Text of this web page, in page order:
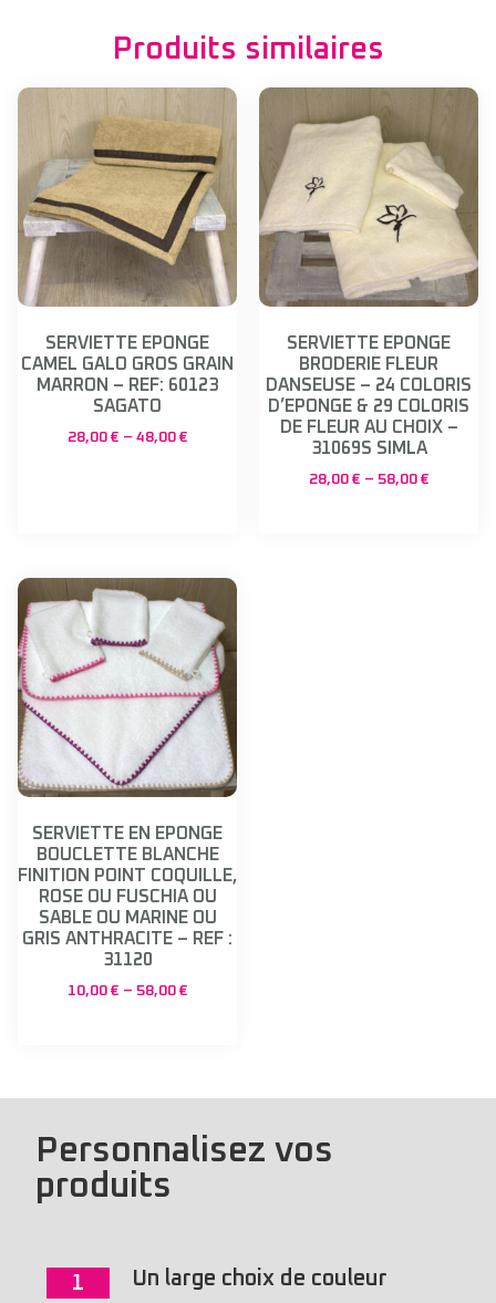
Produits similaires
SERVIETTE EPONGE
CAMEL GALO GROS GRAIN
MARRON – REF: 60123
SAGATO
28,00 € – 48,00 €
SERVIETTE EPONGE
BRODERIE FLEUR
DANSEUSE – 24 COLORIS
D’EPONGE & 29 COLORIS
DE FLEUR AU CHOIX –
31069S SIMLA
28,00 € – 58,00 €
SERVIETTE EN EPONGE
BOUCLETTE BLANCHE
FINITION POINT COQUILLE,
ROSE OU FUSCHIA OU
SABLE OU MARINE OU
GRIS ANTHRACITE – REF :
31120
10,00 € – 58,00 €
Personnalisez vos
produits
1 Un large choix de couleur